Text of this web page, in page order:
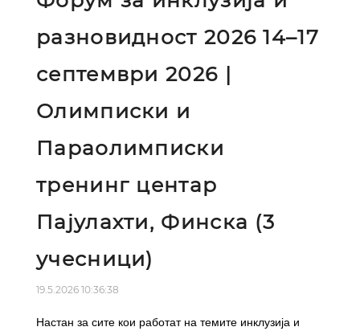
разновидност 2026 14–17
септември 2026 |
Олимписки и
Параолимписки
тренинг центар
Пајулахти, Финска (3
учесници)
19.5.2026 10:36:38
Настан за сите кои работат на темите инклузија и